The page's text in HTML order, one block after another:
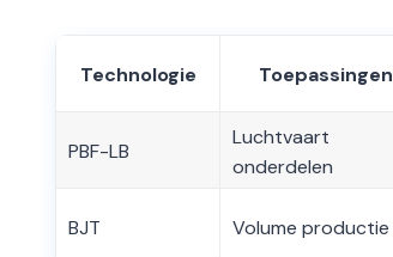
Technologie Toepassingen
PBF-LB
Luchtvaart
onderdelen
BJT Volume productie